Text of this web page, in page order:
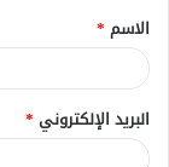
*
الاسم *
البريد الإلكتروني *